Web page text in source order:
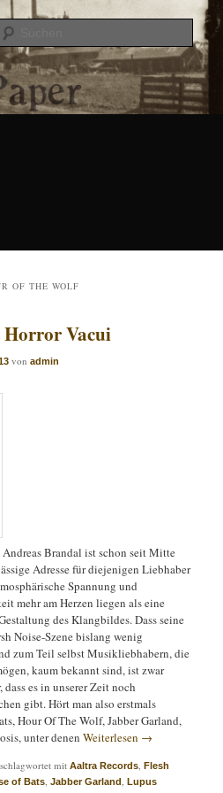
OF THE WOLF
Vacui
vonadmin
Andreas Brandal ist schon seit Mitte
Adresse für diejenigen Liebhaber
Spannung und
mehr am Herzen liegen als eine
des Klangbildes. Dass seine
Noise-Szene bislang wenig
zum Teil selbst Musikliebhabern, die
kaum bekannt sind, ist zwar
es in unserer Zeit noch
gibt. Hört man also erstmals
Hour Of The Wolf, Jabber Garland,
unter denenWeiterlesen →
mit Aaltra Records ,Flesh
of Bats ,Jabber Garland ,Lupus